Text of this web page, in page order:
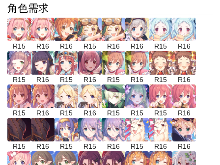
角色需求
R15 R16 R16 R15 R16 R16 R15 R16
R15 R16 R15 R16 R15 R16 R15 R16
R15 R16 R15 R16 R15 R15 R15 R16
R15 R16 R15 R15 R16 R15 R16 R16